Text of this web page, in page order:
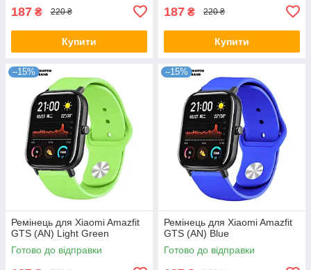
187 ₴ 220 ₴
Купити
187 ₴ 220 ₴
Купити
–15%
Ремінець для Xiaomi Amazfit
GTS (AN) Light Green
Готово до відправки
–15%
Ремінець для Xiaomi Amazfit
GTS (AN) Blue
Готово до відправки